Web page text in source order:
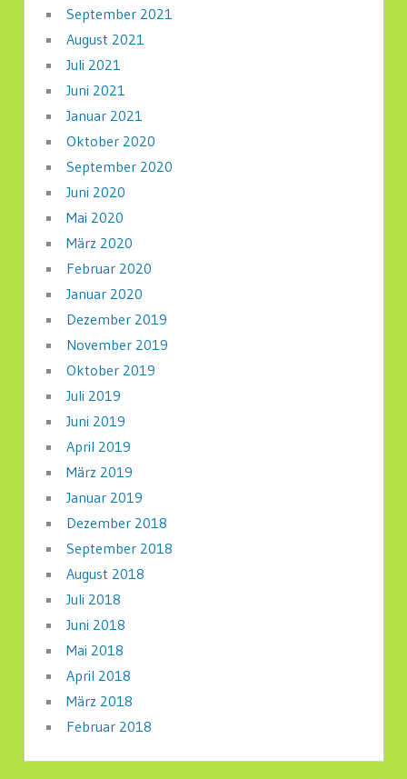
September 2021
August 2021
Juli 2021
Juni 2021
Januar 2021
Oktober 2020
September 2020
Juni 2020
Mai 2020
März 2020
Februar 2020
Januar 2020
Dezember 2019
November 2019
Oktober 2019
Juli 2019
Juni 2019
April 2019
März 2019
Januar 2019
Dezember 2018
September 2018
August 2018
Juli 2018
Juni 2018
Mai 2018
April 2018
März 2018
Februar 2018